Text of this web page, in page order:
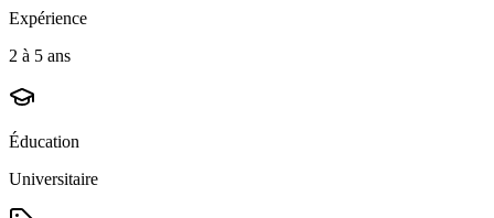
Expérience
2 à 5 ans
Éducation
Universitaire